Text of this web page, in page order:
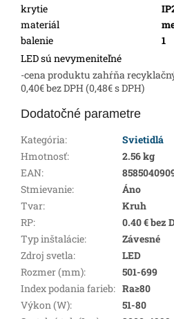
krytie
materiál
balenie
1
LED sú nevymeniteľné
-cena produktu zahŕňa
0,40€ bez DPH (0,48€ s DPH)
Dodatočné parametre
Kategória:
Svietidlá
Hmotnosť:
2.56 kg
EAN:
Stmievanie:
Áno
Tvar:
Kruh
RP:
0.40 € bez
Typ inštalácie:
Závesné
Zdroj svetla:
LED
Rozmer (mm):
501-699
Index podania farieb: Ra≥80
Výkon (W):
51-80